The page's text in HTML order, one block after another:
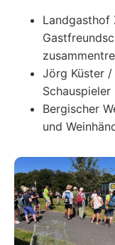
Landgasthof
Jörg Küster
Schauspieler
Bergischer
und